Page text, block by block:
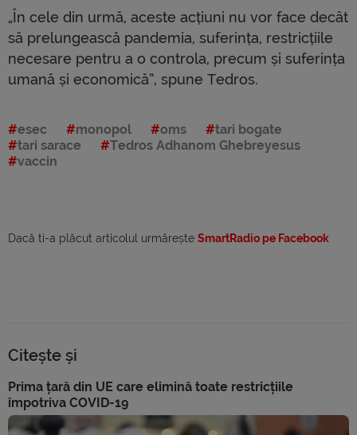
„În cele din urmă, aceste acțiuni nu vor face decât
să prelungească pandemia, suferința, restricțiile
necesare pentru a o controla, precum și suferința
umană și economică”, spune Tedros.
esec monopol oms
tari bogate
tari sarace
Tedros Adhanom Ghebreyesus
vaccin
Dacă ti-a plăcut articolul urmărește SmartRadio pe Facebook
Citește și
Prima țară din UE care elimină toate restricțiile
împotriva COVID-19